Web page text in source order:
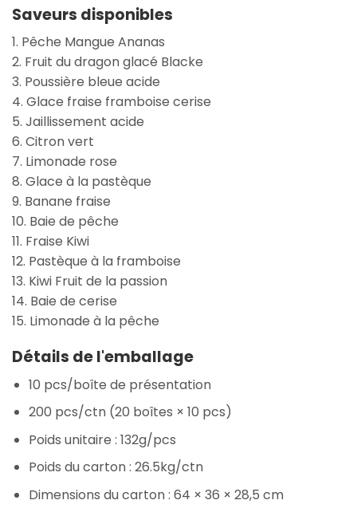
Saveurs disponibles
1. Pêche Mangue Ananas
2. Fruit du dragon glacé Blacke
3. Poussière bleue acide
4. Glace fraise framboise cerise
5. Jaillissement acide
6. Citron vert
7. Limonade rose
8. Glace à la pastèque
9. Banane fraise
10. Baie de pêche
11. Fraise Kiwi
12. Pastèque à la framboise
13. Kiwi Fruit de la passion
14. Baie de cerise
15. Limonade à la pêche
Détails de l'emballage
10 pcs/boîte de présentation
200 pcs/ctn (20 boîtes × 10 pcs)
Poids unitaire : 132g/pcs
Poids du carton : 26.5kg/ctn
Dimensions du carton : 64 × 36 × 28,5 cm